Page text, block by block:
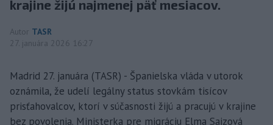
krajine žijú najmenej päť mesiacov.
Autor TASR
27. januára 2026 16:27
Madrid 27. januára (TASR) - Španielska vláda v utorok
oznámila, že udelí legálny status stovkám tisícov
prisťahovalcov, ktorí v súčasnosti žijú a pracujú v krajine
bez povolenia. Ministerka pre migráciu Elma Saizová